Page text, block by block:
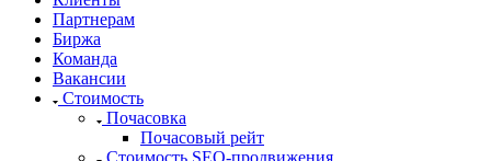
Партнерам
Биржа
Команда
Вакансии
Стоимость
Почасовка
Почасовый рейт
Стоимость SEO-продвижения